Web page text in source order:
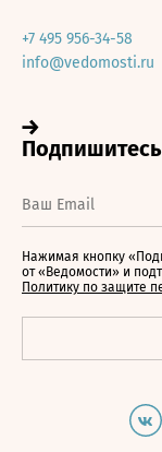
+7 495 956-34-58
info@vedomosti.ru
Нажимая кнопку
от «Ведомости» и
Политику по защите